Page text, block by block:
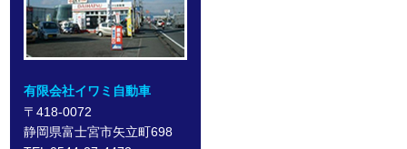
有限会社イワミ自動車
〒418-0072
静岡県富士宮市矢立町698